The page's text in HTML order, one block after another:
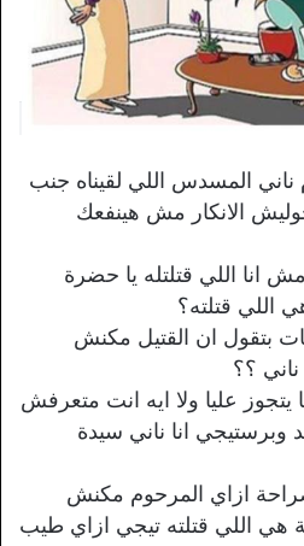
ناني المسدس اللي لقيناه جنب
الانكار مش هينفعك
انا اللي قتلتله يا حضرة
اللي قتلته؟
بتقول ان القتيل مكنش
؟؟
عليا ولا ايه انت متعرفش
وبرستيجي انا ناني سيدة
ازاي المرحوم مكنش
هي اللي قتلته تيجي ازاي طيب